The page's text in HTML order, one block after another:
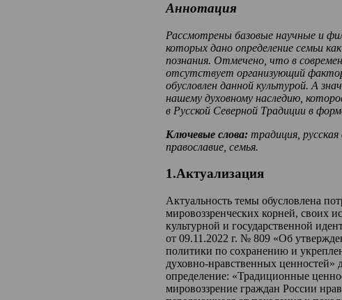
Аннотация
Рассмотрены базовые научные и
которых дано определение семьи
познания. Отмечено, что в
отсутствует организующий
обусловлен данной культурой. А
нашему духовному наследию,
в Русской Северной Традиции в
Ключевые слова: традиция, русская
православие, семья.
1.Актуализация
Актуальность темы обусловлена
мировоззренческих корней, своих
культурной и государственной
от 09.11.2022 г. № 809 «Об
политики по сохранению и
духовно-нравственных ценностей»
определение: «Традиционные
мировоззрение граждан России